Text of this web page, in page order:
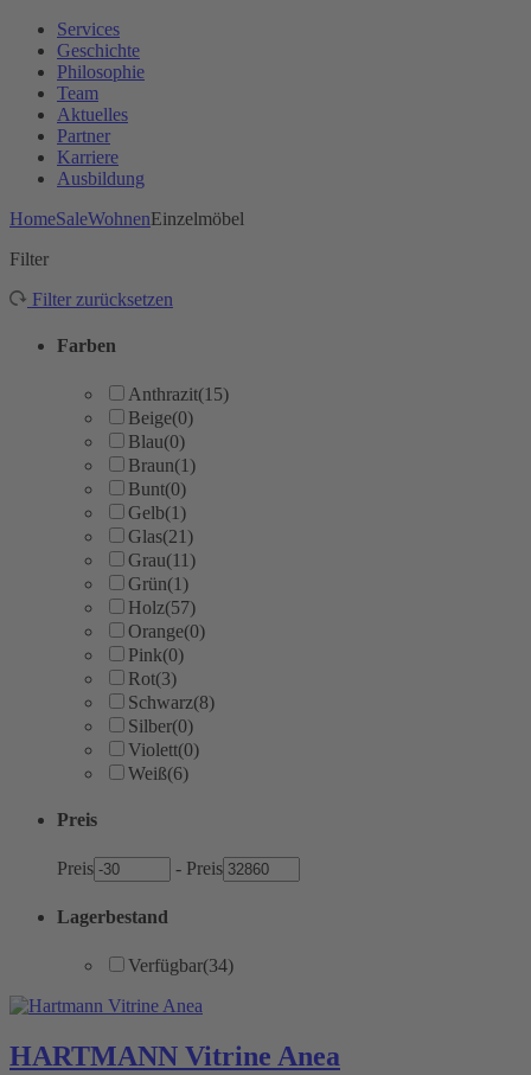
Services
Geschichte
Philosophie
Team
Aktuelles
Partner
Karriere
Ausbildung
HomeSaleWohnenEinzelmöbel
Filter
Filter zurücksetzen
Farben
Anthrazit(15)
Beige(0)
Blau(0)
Braun(1)
Bunt(0)
Gelb(1)
Glas(21)
Grau(11)
Grün(1)
Holz(57)
Orange(0)
Pink(0)
Rot(3)
Schwarz(8)
Silber(0)
Violett(0)
Weiß(6)
Preis
Preis - Preis
Lagerbestand
Verfügbar(34)
HARTMANN Vitrine Anea